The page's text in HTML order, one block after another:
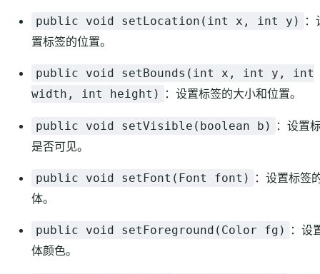
public void setLocation(int x, int y)
：
置标签的位置。
public void setBounds(int x, int y, int
width, int height)
：设置标签的大小和位置。
public void setVisible(boolean b)
：设置
是否可见。
public void setFont(Font font)
：设置标签
体。
public void setForeground(Color fg)
：设
体颜色。